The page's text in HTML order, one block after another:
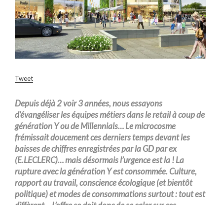
Tweet
Depuis déjà 2 voir 3 années, nous essayons
d’évangéliser les équipes métiers dans le retail à coup de
génération Y ou de Millennials… Le microcosme
frémissait doucement ces derniers temps devant les
baisses de chiffres enregistrées par la GD par ex
(E.LECLERC)… mais désormais l’urgence est la ! La
rupture avec la génération Y est consommée. Culture,
rapport au travail, conscience écologique (et bientôt
politique) et modes de consommations surtout : tout est